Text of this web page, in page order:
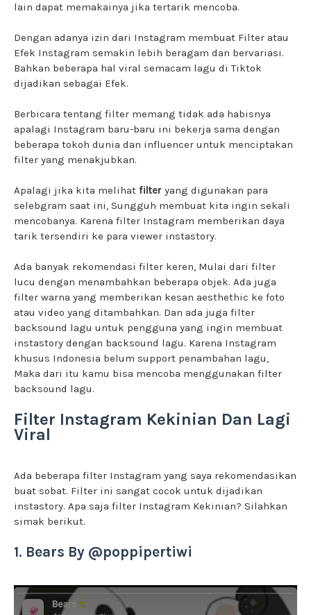
lain dapat memakainya jika tertarik mencoba.
Dengan adanya izin dari Instagram membuat Filter atau
Efek Instagram semakin lebih beragam dan bervariasi.
Bahkan beberapa hal viral semacam lagu di Tiktok
dijadikan sebagai Efek.
Berbicara tentang filter memang tidak ada habisnya
apalagi Instagram baru-baru ini bekerja sama dengan
beberapa tokoh dunia dan influencer untuk menciptakan
filter yang menakjubkan.
Apalagi jika kita melihat filter yang digunakan para
selebgram saat ini, Sungguh membuat kita ingin sekali
mencobanya. Karena filter Instagram memberikan daya
tarik tersendiri ke para viewer instastory.
Ada banyak rekomendasi filter keren, Mulai dari filter
lucu dengan menambahkan beberapa objek. Ada juga
filter warna yang memberikan kesan aesthethic ke foto
atau video yang ditambahkan. Dan ada juga filter
backsound lagu untuk pengguna yang ingin membuat
instastory dengan backsound lagu. Karena Instagram
khusus Indonesia belum support penambahan lagu,
Maka dari itu kamu bisa mencoba menggunakan filter
backsound lagu.
Filter Instagram Kekinian Dan Lagi
Viral
Ada beberapa filter Instagram yang saya rekomendasikan
buat sobat. Filter ini sangat cocok untuk dijadikan
instastory. Apa saja filter Instagram Kekinian? Silahkan
simak berikut.
1. Bears By @poppipertiwi